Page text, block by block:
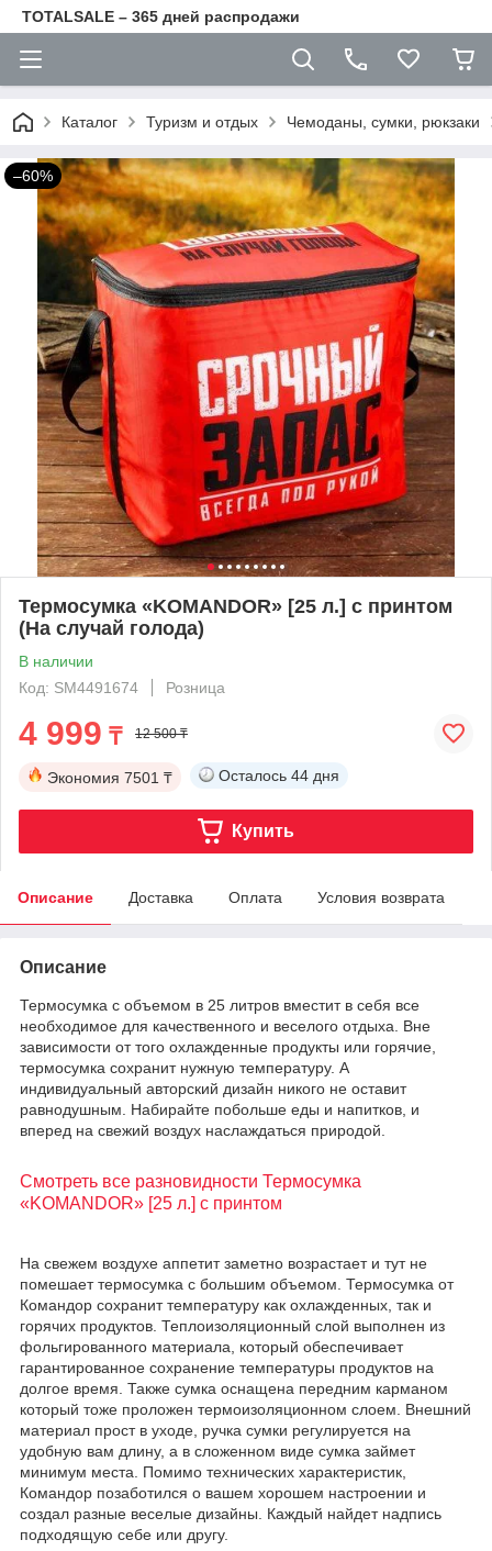
TOTALSALE – 365 дней распродажи
Каталог Туризм и отдых Чемоданы, сумки, рюкзаки
–60%
Термосумка «KOMANDOR» [25 л.] с принтом
(На случай голода)
В наличии
Код: SM4491674
Розница
4 999 ₸ 12 500 ₸
Экономия 7501 ₸ Осталось 44 дня
Купить
Описание Доставка Оплата Условия возврата
Описание
Термосумка с объемом в 25 литров вместит в себя все
необходимое для качественного и веселого отдыха. Вне
зависимости от того охлажденные продукты или горячие,
термосумка сохранит нужную температуру. А
индивидуальный авторский дизайн никого не оставит
равнодушным. Набирайте побольше еды и напитков, и
вперед на свежий воздух наслаждаться природой.
Смотреть все разновидности Термосумка
«KOMANDOR» [25 л.] с принтом
На свежем воздухе аппетит заметно возрастает и тут не
помешает термосумка с большим объемом. Термосумка от
Командор сохранит температуру как охлажденных, так и
горячих продуктов. Теплоизоляционный слой выполнен из
фольгированного материала, который обеспечивает
гарантированное сохранение температуры продуктов на
долгое время. Также сумка оснащена передним карманом
который тоже проложен термоизоляционном слоем. Внешний
материал прост в уходе, ручка сумки регулируется на
удобную вам длину, а в сложенном виде сумка займет
минимум места. Помимо технических характеристик,
Командор позаботился о вашем хорошем настроении и
создал разные веселые дизайны. Каждый найдет надпись
подходящую себе или другу.